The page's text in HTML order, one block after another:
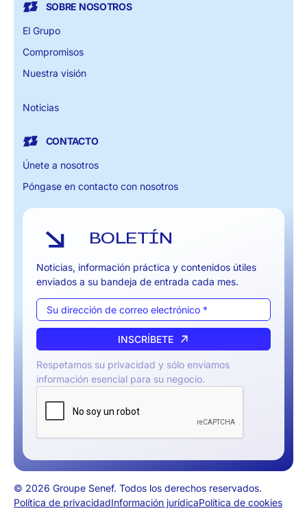
SOBRE NOSOTROS
El Grupo
Compromisos
Nuestra visión
Noticias
CONTACTO
Únete a nosotros
Póngase en contacto con nosotros
BOLETÍN
Noticias, información práctica y contenidos útiles
enviados a su bandeja de entrada cada mes.
INSCRÍBETE
Respetamos su privacidad y sólo enviamos
información esencial para su negocio.
© 2026 Groupe Senef. Todos los derechos reservados.
Política de privacidadInformación jurídicaPolítica de cookies
English